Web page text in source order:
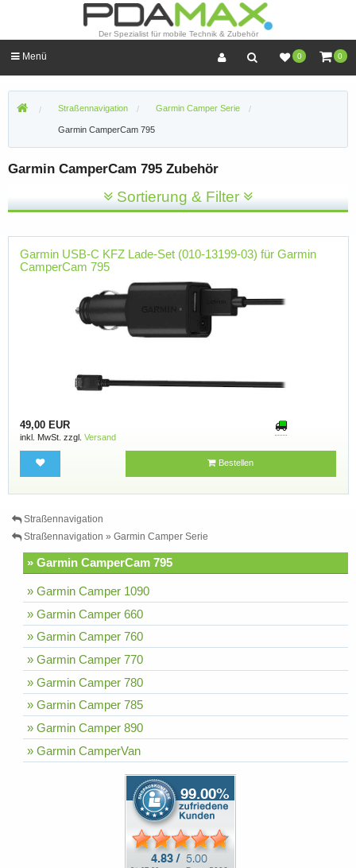
Der Spezialist für mobile Technik & Zubehör
0 0
Menü
Straßennavigation Garmin Camper Serie
Garmin CamperCam 795
Garmin CamperCam 795 Zubehör
Sortierung & Filter
Garmin USB-C KFZ Lade-Set (010-13199-03) für Garmin
CamperCam 795
49,00 EUR
inkl. MwSt. zzgl. Versand
Bestellen
Straßennavigation
Straßennavigation » Garmin Camper Serie
» Garmin CamperCam 795
» Garmin Camper 1090
» Garmin Camper 660
» Garmin Camper 760
» Garmin Camper 770
» Garmin Camper 780
» Garmin Camper 785
» Garmin Camper 890
» Garmin CamperVan